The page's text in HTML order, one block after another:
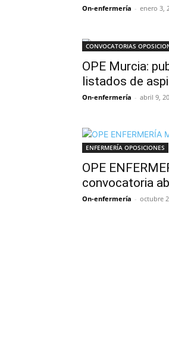
On-enfermería - enero 3,
CONVOCATORIAS
OPE Murcia:
listados de
On-enfermería - abril 9,
ENFERMERÍA OPOSICIONES
OPE
convocatoria
On-enfermería - octubre